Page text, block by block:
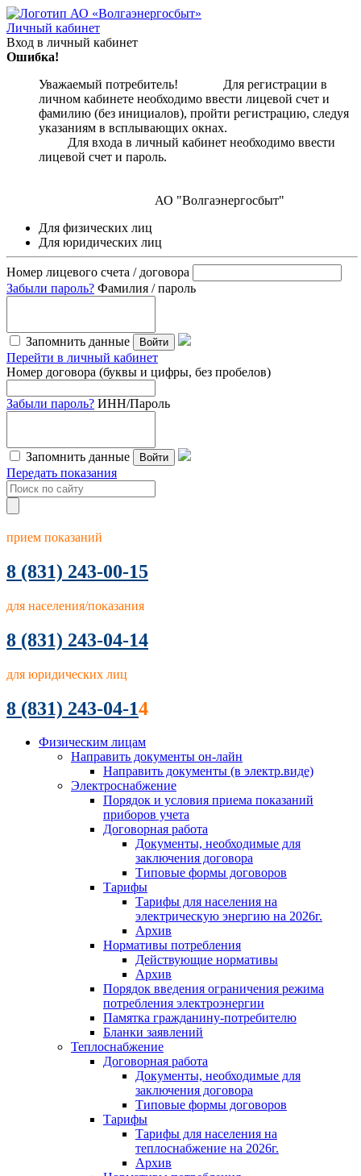
Личный кабинет
Вход в личный кабинет
Ошибка!
Уважаемый потребитель! Для регистрации в
личном кабинете необходимо ввести лицевой счет и
фамилию (без инициалов), пройти регистрацию, следуя
указаниям в всплывающих окнах.
Для входа в личный кабинет необходимо ввести
лицевой счет и пароль.
АО "Волгаэнергосбыт"
Для физических лиц
Для юридических лиц
Номер лицевого счета / договора
Забыли пароль? Фамилия / пароль
Запомнить данные Войти
Перейти в личный кабинет
Номер договора (буквы и цифры, без пробелов)
Забыли пароль? ИНН/Пароль
Запомнить данные Войти
Передать показания
прием показаний
8 (831) 243-00-15
для населения/показания
8 (831) 243-04-14
для юридических лиц
8 (831) 243-04-14
Физическим лицам
Направить документы он-лайн
Направить документы (в электр.виде)
Электроснабжение
Порядок и условия приема показаний
приборов учета
Договорная работа
Документы, необходимые для
заключения договора
Типовые формы договоров
Тарифы
Тарифы для населения на
электрическую энергию на 2026г.
Архив
Нормативы потребления
Действующие нормативы
Архив
Порядок введения ограничения режима
потребления электроэнергии
Памятка гражданину-потребителю
Бланки заявлений
Теплоснабжение
Договорная работа
Документы, необходимые для
заключения договора
Типовые формы договоров
Тарифы
Тарифы для населения на
теплоснабжение на 2026г.
Архив